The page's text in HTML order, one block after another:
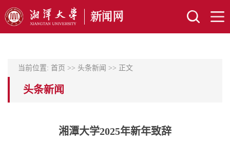
当前位置: 首页 >> 头条新闻 >> 正文
头条新闻
湘潭大学2025年新年致辞